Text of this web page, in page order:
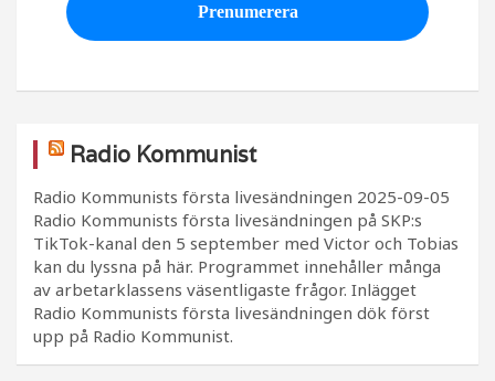
Radio Kommunist
Radio Kommunists första livesändningen 2025-09-05
Radio Kommunists första livesändningen på SKP:s
TikTok-kanal den 5 september med Victor och Tobias
kan du lyssna på här. Programmet innehåller många
av arbetarklassens väsentligaste frågor. Inlägget
Radio Kommunists första livesändningen dök först
upp på Radio Kommunist.